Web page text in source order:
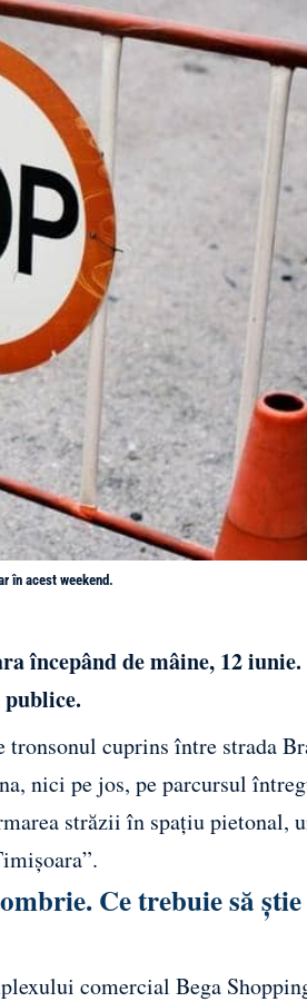
în acest weekend.
de mâine, 12 iunie.
cuprins între strada
nici pe jos, pe parcursul
străzii în spațiu pietonal,
Ce trebuie să
comercial Bega